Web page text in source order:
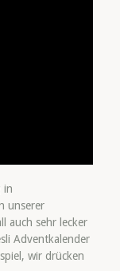
in
unserer
auch sehr lecker
Adventkalender
wir drücken